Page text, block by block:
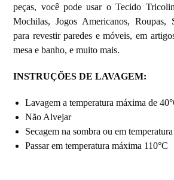
peças, você pode usar o Tecido
Mochilas, Jogos Americanos, Roupas,
para revestir paredes e móveis, em
mesa e banho, e muito mais.
INSTRUÇÕES DE LAVAGEM:
Lavagem a temperatura máxima de
Não Alvejar
Secagem na sombra ou em
Passar em temperatura máxima 110°C